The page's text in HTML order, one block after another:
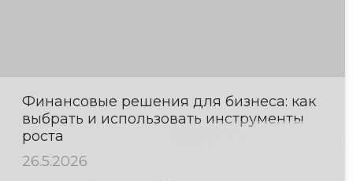
Финансовые решения для бизнеса: как
выбрать и использовать инструменты
роста
26.5.2026